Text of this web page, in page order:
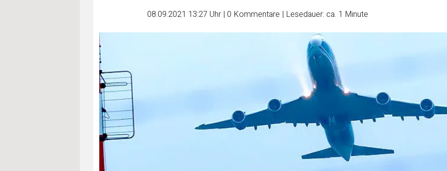
08.09.2021 13:27 Uhr | 0 Kommentare | Lesedauer: ca. 1 Minute